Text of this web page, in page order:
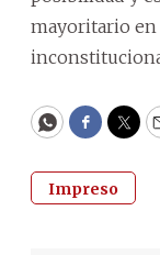
mayoritario en
WhatsApp
Impreso